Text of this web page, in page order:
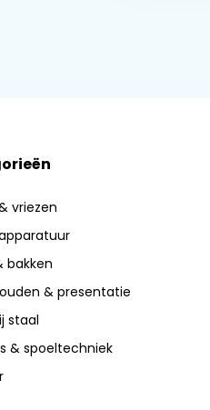
vriezen
bakken
& presentatie
staal
& spoeltechniek